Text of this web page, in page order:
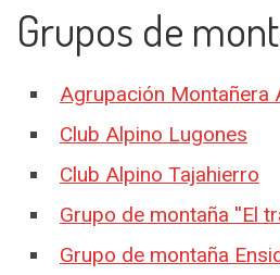
Grupos de
Agrupación Montañera
Club Alpino Lugones
Club Alpino Tajahierro
Grupo de montaña ''El
Grupo de montaña